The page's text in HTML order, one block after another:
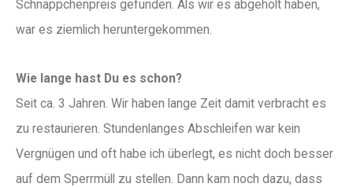
Schnäppchenpreis gefunden. Als wir es abgeholt haben,
war es ziemlich heruntergekommen.
Wie lange hast Du es schon?
Seit ca. 3 Jahren. Wir haben lange Zeit damit verbracht es
zu restaurieren. Stundenlanges Abschleifen war kein
Vergnügen und oft habe ich überlegt, es nicht doch besser
auf dem Sperrmüll zu stellen. Dann kam noch dazu, dass